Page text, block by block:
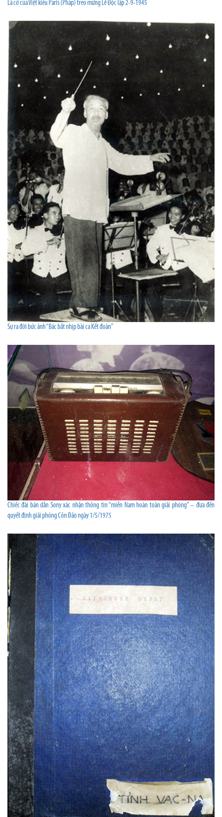
Lá cờ của Việt kiều Paris (Pháp) treo mừng Lễ Độc lập 2-9-1945
Sự ra đời bức ảnh “Bác bắt nhịp bài ca Kết đoàn”
Chiếc đài bán dẫn Sony xác nhận thông tin “miền Nam hoàn toàn giải phóng” – đưa đến
quyết định giải phóng Côn Đảo ngày 1/5/1975